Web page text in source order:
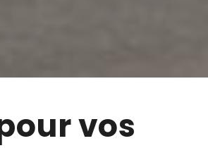
vos